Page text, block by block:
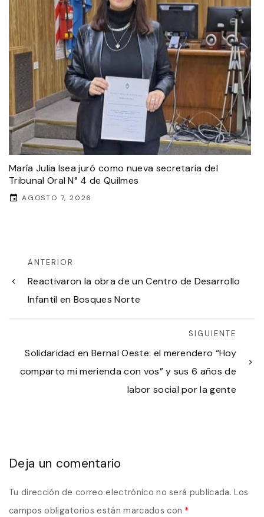
María Julia Isea juró como nueva secretaria del
Tribunal Oral N° 4 de Quilmes
AGOSTO 7, 2026
ANTERIOR
Reactivaron la obra de un Centro de Desarrollo
Infantil en Bosques Norte
SIGUIENTE
Solidaridad en Bernal Oeste: el merendero “Hoy
comparto mi merienda con vos” y sus 6 años de
labor social por la gente
Deja un comentario
Tu dirección de correo electrónico no será publicada. Los
campos obligatorios están marcados con *